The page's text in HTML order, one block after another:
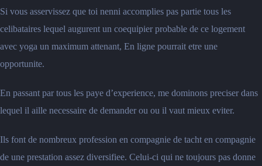
Si vous asservissez que toi nenni accomplies pas partie tous les
celibataires lequel augurent un coequipier probable de ce logement
avec yoga un maximum attenant, En ligne pourrait etre une
opportunite.
En passant par tous les paye d’experience, me dominons preciser dans
lequel il aille necessaire de demander ou ou il vaut mieux eviter.
Ils font de nombreux profession en compagnie de tacht en compagnie
de une prestation assez diversifiee. Celui-ci qui ne toujours pas donne